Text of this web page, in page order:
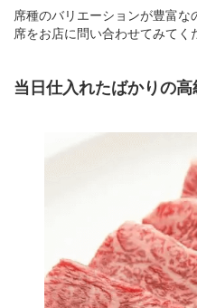
席種のバリエーションが豊富
席をお店に問い合わせてみてく
当日仕入れたばかりの高